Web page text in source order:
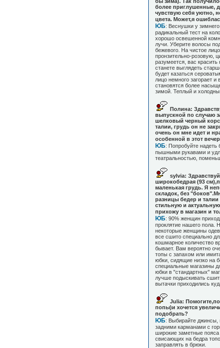
более приглушенные,
чувствую себя уютно,
цвета. Может,я
ЮБ: Веснушки у
радикальный тест на
хорошо освешенной
лучи. Уберите волосы
бежевого. На чистое
пронзительно-розовую,
разумеется, вас
станете выглядеть
будет казаться
лицо немного загорает
становятся более
зимой. Теплый и
Полина:
выпускной по случаю
шелковый черный
талии, грудь он не
очень он мне идет и
особенной в этот
ЮБ: Попробуйте
пышными рукавами и
театральностью,
sylvia:
широкобедрая (93
маленькая грудь. Я
складок, без
разницы бедер и
стильную и
прихожу в магазин и
ЮБ: 90% женщин
проклятие нашего пола.
некоторые женщины
все сшито специально
кошмарное количество
бывает. Вам вероятно
топы с запахом или
юбки, сидящие низко на
специальные магазины
юбки в "стандартных"
лучше подыскивать
вытачки приходились
Julia:
попы)и хочется
подобрать?
ЮБ: Выбирайте джинсы,
задними карманами с
широкие заметные
свисающих на бедра
заправлять в брюки.